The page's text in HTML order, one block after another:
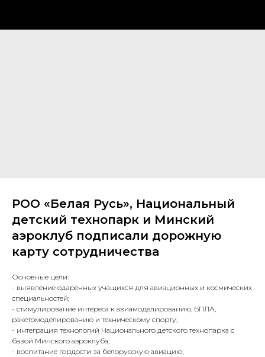
РОО «Белая Русь», Национальный
детский технопарк и Минский
аэроклуб подписали дорожную
карту сотрудничества
Основные цели:
- выявление одаренных учащихся для авиационных и космических
специальностей;
- стимулирование интереса к авиамоделированию, БПЛА,
ракетомоделированию и техническому спорту;
- интеграция технологий Национального детского технопарка с
базой Минского аэроклуба;
- воспитание гордости за белорусскую авиацию,